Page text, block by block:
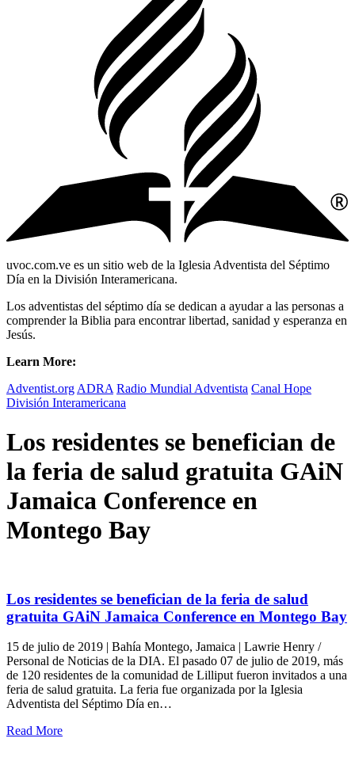
uvoc.com.ve es un sitio web de la Iglesia Adventista del Séptimo
Día en la División Interamericana.
Los adventistas del séptimo día se dedican a ayudar a las personas a
comprender la Biblia para encontrar libertad, sanidad y esperanza en
Jesús.
Learn More:
Adventist.org ADRA Radio Mundial Adventista Canal Hope
División Interamericana
Los residentes se benefician de
la feria de salud gratuita GAiN
Jamaica Conference en
Montego Bay
Los residentes se benefician de la feria de salud
gratuita GAiN Jamaica Conference en Montego Bay
15 de julio de 2019 | Bahía Montego, Jamaica | Lawrie Henry /
Personal de Noticias de la DIA. El pasado 07 de julio de 2019, más
de 120 residentes de la comunidad de Lilliput fueron invitados a una
feria de salud gratuita. La feria fue organizada por la Iglesia
Adventista del Séptimo Día en…
Read More